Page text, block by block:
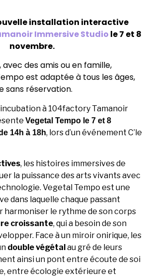
installation interactive
Immersive Studio le 7 et 8
novembre.
des amis ou en famille,
est adaptée à tous les âges,
sans réservation.
à 104factory Tamanoir
Vegetal Tempo le 7 et 8
14h à 18h, lors d’un événement C’le
, les histoires immersives de
la puissance des arts vivants avec
Vegetal Tempo est une
dans laquelle chaque passant
harmoniser le rythme de son corps
croissante, qui a besoin de son
Face à un miroir onirique, les
double végétal au gré de leurs
ainsi un pont entre écoute de soi
entre écologie extérieure et